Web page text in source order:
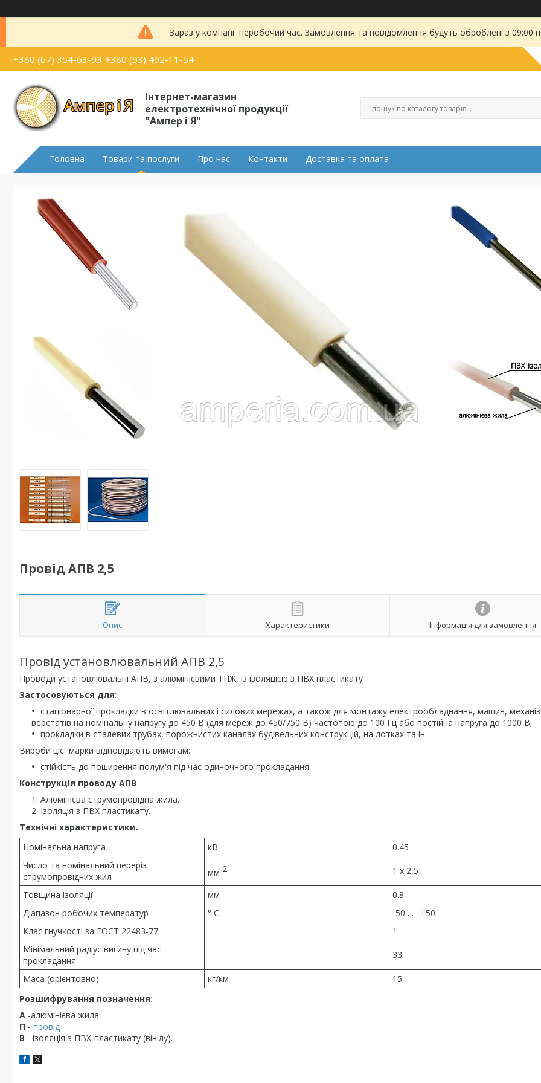
Зараз у компанії неробочий час. Замовлення та повідомлення будуть оброблені з
+380 (67) 354-63-93 +380 (93) 492-11-54
Інтернет-магазин
електротехнічної продукції
"Ампер і Я"
Головна Товари та послуги Про нас Контакти Доставка та оплата
Провід АПВ 2,5
Опис Характеристики Інформація для замовлення
Провід установлювальний АПВ 2,5
Проводи установлювальні АПВ, з алюмінієвими ТПЖ, із ізоляцією з ПВХ пластикату
Застосовуються для:
стаціонарної прокладки в освітлювальних і силових мережах, а також для монтажу електрообладнання, машин,
верстатів на номінальну напругу до 450 В (для мереж до 450/750 В) частотою до 100 Гц або постійна напруга до 1000 В;
прокладки в сталевих трубах, порожнистих каналах будівельних конструкцій, на лотках та ін.
Вироби цієї марки відповідають вимогам:
стійкість до поширення полум'я під час одиночного прокладання.
Конструкція проводу АПВ
Алюмінієва струмопровідна жила.
Ізоляція з ПВХ пластикату.
Технічні характеристики.
Номінальна напруга
кВ
0.45
Число та номінальний переріз
струмопровідних жил
мм 2 1 x 2,5
Товщина ізоляції мм
0.8
Діапазон робочих температур
° С
-50 . . . +50
Клас гнучкості за ГОСТ 22483-77
1
Мінімальний радіус вигину під час
прокладання
33
Маса (орієнтовно) кг/км
15
Розшифрування позначення:
А -алюмінієва жила
П - провід
В - ізоляція з ПВХ-пластикату (вінілу).